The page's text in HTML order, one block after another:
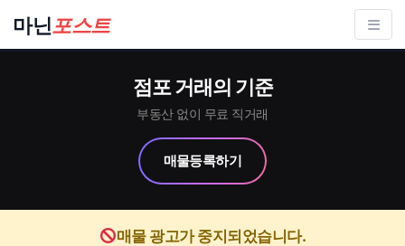
마닌포스트
점포 거래의 기준
부동산 없이 무료 직거래
매물등록하기
매물 광고가 중지되었습니다.